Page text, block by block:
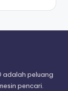
adalah peluang
pencari.